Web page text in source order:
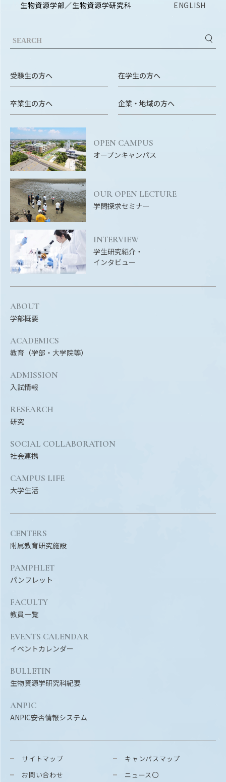
〒514-8507
キャンパスマップ
YouTube
農学
サイトマップ
お問い合わせ
キャンパスマップ
ニュース〇
生物資源学部／生物資源学研究科 ENGLISH
受験生の方へ 在学生の方へ
卒業生の方へ 企業・地域の方へ
OPEN CAMPUS
オープンキャンパス
OUR OPEN LECTURE
学問探求セミナー
INTERVIEW
学生研究紹介・
インタビュー
ABOUT
学部概要
ACADEMICS
教育（学部・大学院等）
ADMISSION
入試情報
RESEARCH
研究
SOCIAL COLLABORATION
社会連携
CAMPUS LIFE
大学生活
CENTERS
附属教育研究施設
PAMPHLET
パンフレット
FACULTY
教員一覧
EVENTS CALENDAR
イベントカレンダー
BULLETIN
生物資源学研究科紀要
ANPIC
ANPIC安否情報システム